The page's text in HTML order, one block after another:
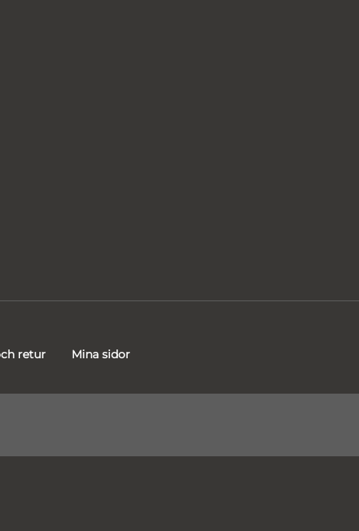
retur Mina sidor